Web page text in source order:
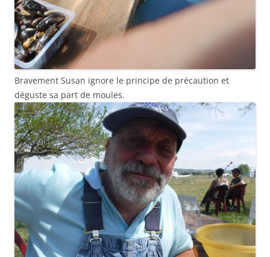
Bravement Susan ignore le principe de précaution et
déguste sa part de moules.